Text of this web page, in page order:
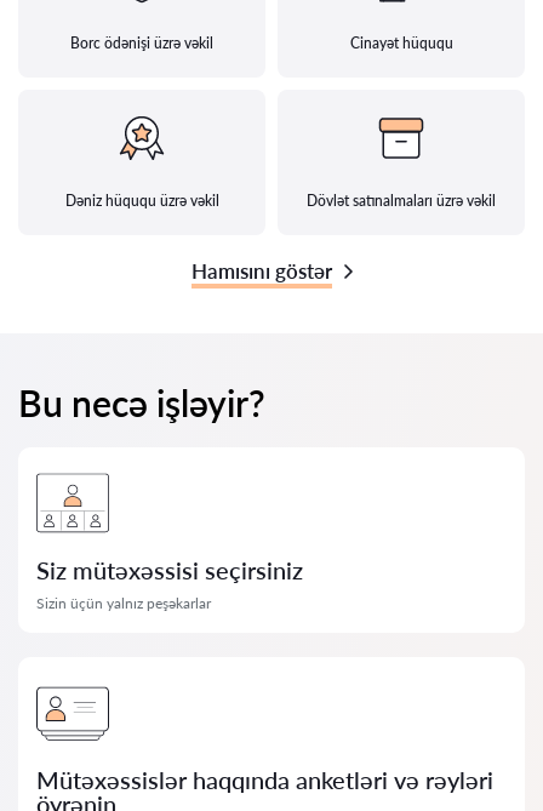
Borc ödənişi üzrə vəkil Cinayət hüququ
Dəniz hüququ üzrə vəkil Dövlət satınalmaları üzrə vəkil
Hamısını göstər
Bu necə işləyir?
Siz mütəxəssisi seçirsiniz
Sizin üçün yalnız peşəkarlar
Mütəxəssislər haqqında anketləri və rəyləri
öyrənin